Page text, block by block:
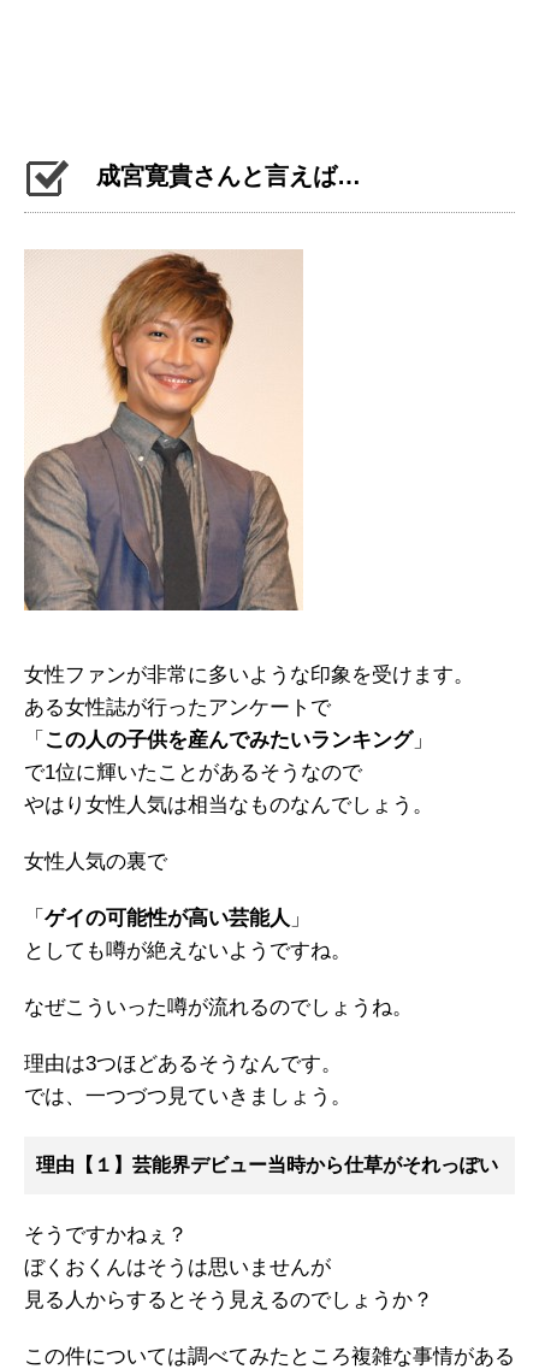
成宮寛貴さんと言えば…
女性ファンが非常に多いような印象を受けます。
ある女性誌が行ったアンケートで
「 この人の子供を産んでみたいランキング」
で1位に輝いたことがあるそうなので
やはり女性人気は相当なものなんでしょう。
女性人気の裏で
「 ゲイの可能性が高い芸能人 」
としても噂が絶えないようですね。
なぜこういった噂が流れるのでしょうね。
理由は3つほどあるそうなんです。
では、一つづつ見ていきましょう。
理由【１】芸能界デビュー当時から仕草がそれっぽい
そうですかねぇ？
ぼくおくんはそうは思いませんが
見る人からするとそう見えるのでしょうか？
この件については調べてみたところ複雑な事情がある